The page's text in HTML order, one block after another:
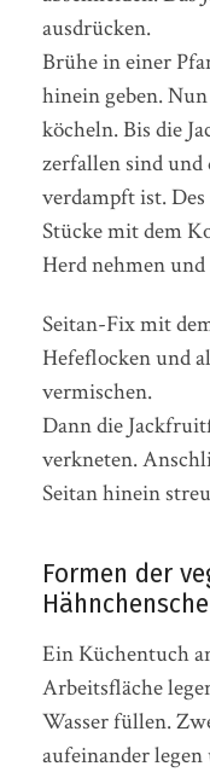
ausdrücken.
Brühe in einer
hinein geben.
köcheln. Bis die
zerfallen sind und
verdampft ist.
Stücke mit dem
Herd nehmen
Seitan-Fix mit
Hefeflocken und
vermischen.
Dann die
verkneten.
Seitan hinein
Formen der
Ein Küchentuch
Arbeitsfläche
Wasser füllen.
aufeinander